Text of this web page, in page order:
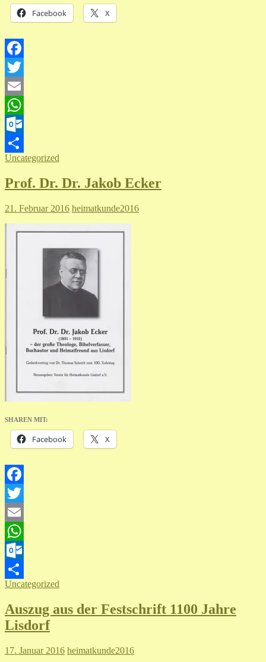
Facebook X
Facebook
Twitter
Email
WhatsApp
Outlook.com
Teilen
Uncategorized
Prof. Dr. Dr. Jakob Ecker
21. Februar 2016 heimatkunde2016
SHAREN MIT:
Facebook X
Facebook
Twitter
Email
WhatsApp
Outlook.com
Teilen
Uncategorized
Auszug aus der Festschrift 1100 Jahre
Lisdorf
17. Januar 2016 heimatkunde2016